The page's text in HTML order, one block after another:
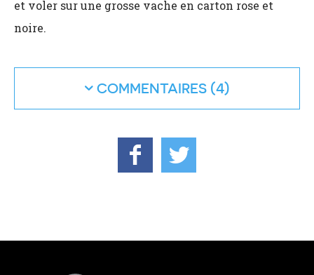
et voler sur une grosse vache en carton rose et
noire.
COMMENTAIRES